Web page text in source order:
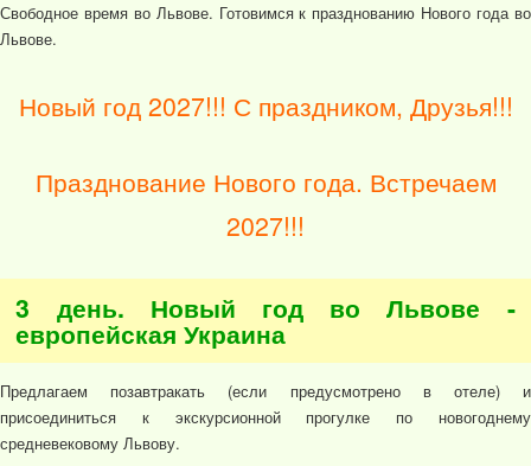
Свободное время во Львове. Готовимся к празднованию Нового года во
Львове.
Новый год 2027!!! С праздником, Друзья!!!
Празднование Нового года. Встречаем
2027!!!
3 день. Новый год во Львове -
европейская Украина
Предлагаем позавтракать (если предусмотрено в отеле) и
присоединиться к экскурсионной прогулке по новогоднему
средневековому Львову.